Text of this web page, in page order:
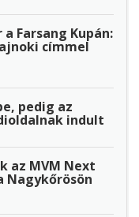
Farsang Kupán:
címmel
pedig az
indult
az MVM Next